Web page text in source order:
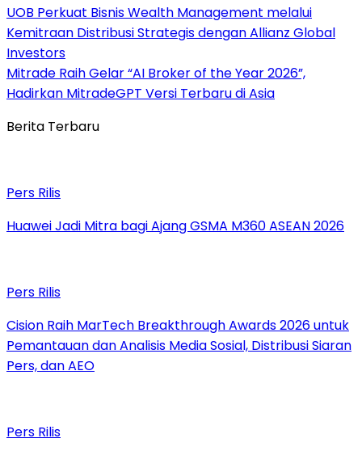
UOB Perkuat Bisnis Wealth Management melalui
Kemitraan Distribusi Strategis dengan Allianz Global
Investors
Mitrade Raih Gelar “AI Broker of the Year 2026”,
Hadirkan MitradeGPT Versi Terbaru di Asia
Berita Terbaru
Pers Rilis
Huawei Jadi Mitra bagi Ajang GSMA M360 ASEAN 2026
Pers Rilis
Cision Raih MarTech Breakthrough Awards 2026 untuk
Pemantauan dan Analisis Media Sosial, Distribusi Siaran
Pers, dan AEO
Pers Rilis